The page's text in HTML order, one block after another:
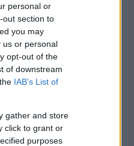
personal or
out section to
you may
us or personal
opt-out of the
of downstream
IAB’s List of
gather and store
click to grant or
purposes